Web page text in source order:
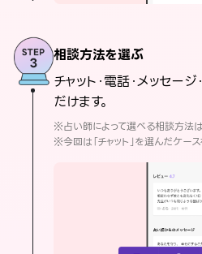
相談方法を選ぶ
チャット・電話・メッセー
だけます。
※占い師によって選べる相談方法
※今回は「チャット」を選んだケー